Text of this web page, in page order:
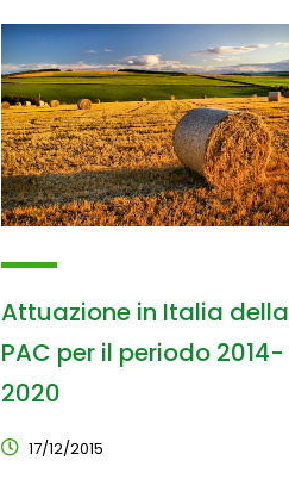
Attuazione in Italia della
PAC per il periodo 2014-
2020
17/12/2015